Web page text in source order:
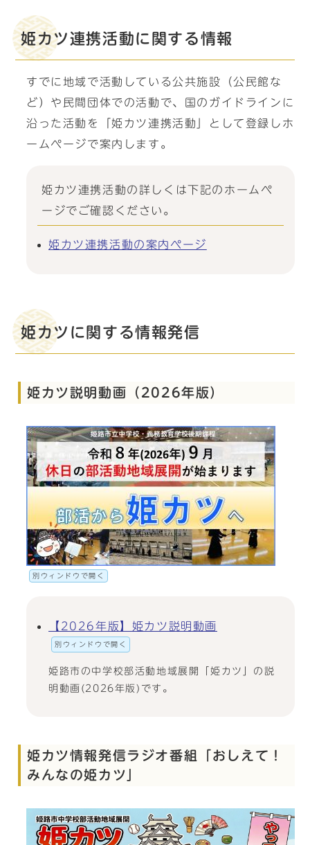
姫カツ連携活動に関する情報
すでに地域で活動している公共施設（公民館な
ど）や民間団体での活動で、国のガイドラインに
沿った活動を「姫カツ連携活動」として登録しホ
ームページで案内します。
姫カツ連携活動の詳しくは下記のホームペ
ージでご確認ください。
姫カツ連携活動の案内ページ
姫カツに関する情報発信
姫カツ説明動画（2026年版）
別ウィンドウで開く
【2026年版】姫カツ説明動画
別ウィンドウで開く
姫路市の中学校部活動地域展開「姫カツ」の説
明動画(2026年版)です。
姫カツ情報発信ラジオ番組「おしえて！
みんなの姫カツ」